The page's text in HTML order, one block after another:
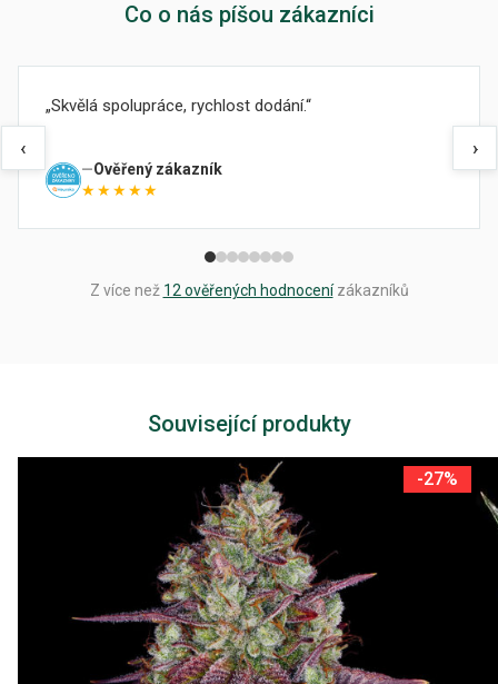
Co o nás píšou zákazníci
‹
Skvělá spolupráce, rychlost dodání.
Ověřený zákazník
★★★★★
›
Z více než 12 ověřených hodnocenízákazníků
Související produkty
-27%